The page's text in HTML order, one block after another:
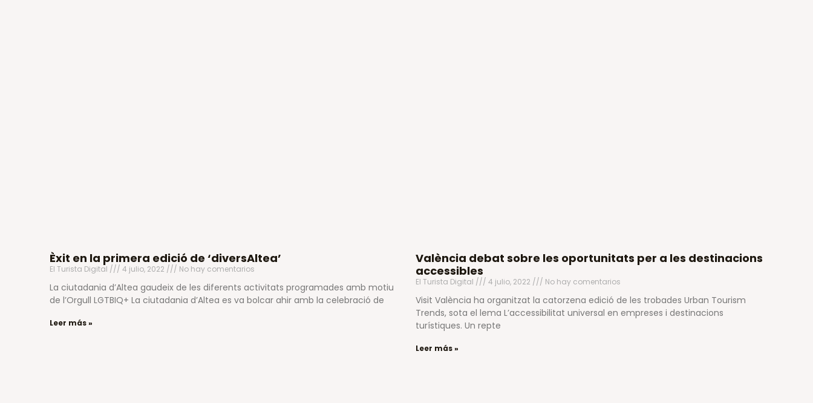
Èxit en la primera edició de ‘diversAltea’
El Turista Digital 4 julio, 2022 No hay comentarios
La ciutadania d’Altea gaudeix de les diferents activitats programades amb motiu
de l’Orgull LGTBIQ+ La ciutadania d’Altea es va bolcar ahir amb la celebració de
Leer más »
València debat sobre les oportunitats per a les destinacions
accessibles
El Turista Digital 4 julio, 2022 No hay comentarios
Visit València ha organitzat la catorzena edició de les trobades Urban Tourism
Trends, sota el lema L’accessibilitat universal en empreses i destinacions
turístiques. Un repte
Leer más »